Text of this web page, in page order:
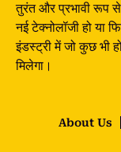
तुरंत और प्रभावी रूप
नई टेक्नोलॉजी हो या
इंडस्ट्री में जो कुछ भी
मिलेगा।
About Us